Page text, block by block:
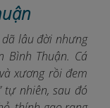
lâu đời nhưng
Bình Thuận. Cá
xương rồi đem
tự nhiên, sau đó